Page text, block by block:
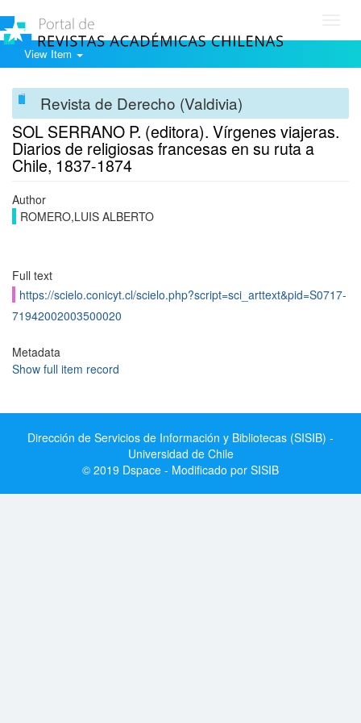
View Item
Revista de Derecho (Valdivia)
SOL SERRANO P. (editora). Vírgenes viajeras.
Diarios de religiosas francesas en su ruta a
Chile, 1837-1874
Author
ROMERO,LUIS ALBERTO
Full text
https://scielo.conicyt.cl/scielo.php?script=sci_arttext&pid=S0717-
71942002003500020
Metadata
Show full item record
Dirección de Servicios de Información y Bibliotecas (SISIB) -
Universidad de Chile
© 2019 Dspace - Modificado por SISIB